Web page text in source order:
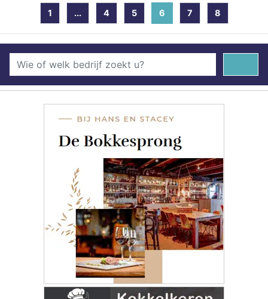
1 ... 4 5 6 (current)
7 8